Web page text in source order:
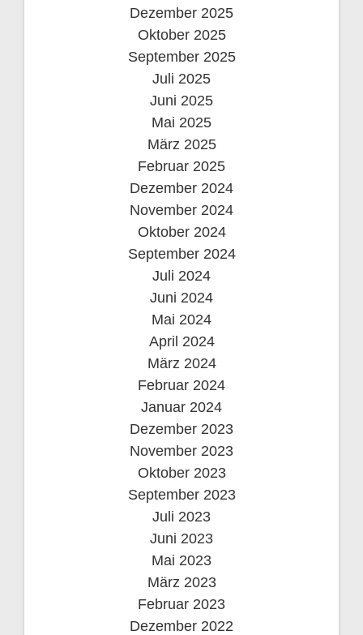
Dezember 2025
Oktober 2025
September 2025
Juli 2025
Juni 2025
Mai 2025
März 2025
Februar 2025
Dezember 2024
November 2024
Oktober 2024
September 2024
Juli 2024
Juni 2024
Mai 2024
April 2024
März 2024
Februar 2024
Januar 2024
Dezember 2023
November 2023
Oktober 2023
September 2023
Juli 2023
Juni 2023
Mai 2023
März 2023
Februar 2023
Dezember 2022